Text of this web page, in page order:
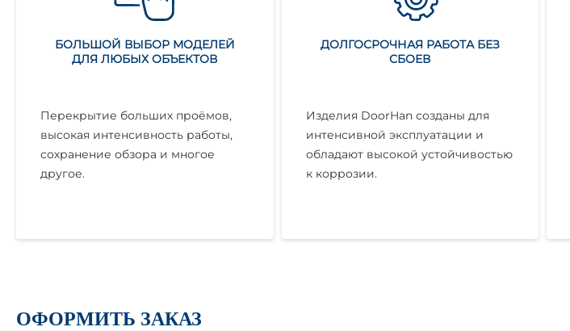
БОЛЬШОЙ ВЫБОР МОДЕЛЕЙ
ДЛЯ ЛЮБЫХ ОБЪЕКТОВ
Перекрытие больших проёмов,
высокая интенсивность работы,
сохранение обзора и многое
другое.
ДОЛГОСРОЧНАЯ РАБОТА БЕЗ
СБОЕВ
Изделия DoorHan созданы для
интенсивной эксплуатации и
обладают высокой устойчивостью
к коррозии.
ОФОРМИТЬ ЗАКАЗ